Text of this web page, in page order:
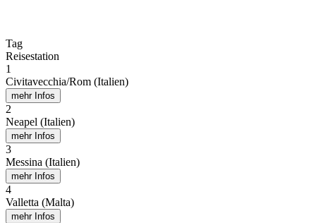
Tag
Reisestation
1
Civitavecchia/Rom (Italien)
mehr Infos
2
Neapel (Italien)
mehr Infos
3
Messina (Italien)
mehr Infos
4
Valletta (Malta)
mehr Infos